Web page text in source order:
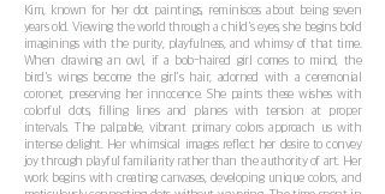
Kim, known for her dot paintings, reminisces about being seven
years old. Viewing the world through a child's eyes, she begins bold
imaginings with the purity, playfulness, and whimsy of that time.
When drawing an owl, if a bob-haired girl comes to mind, the
bird's wings become the girl's hair, adorned with a ceremonial
coronet, preserving her innocence. She paints these wishes with
colorful dots, filling lines and planes with tension at proper
intervals. The palpable, vibrant primary colors approach us with
intense delight. Her whimsical images reflect her desire to convey
joy through playful familiarity rather than the authority of art. Her
work begins with creating canvases, developing unique colors, and